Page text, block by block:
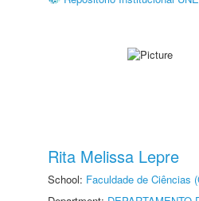
Rita Melissa Lepre
School: Faculdade de Ciências